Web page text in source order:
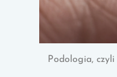
Podologia,